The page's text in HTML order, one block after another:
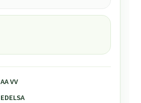
AA VV
EDELSA